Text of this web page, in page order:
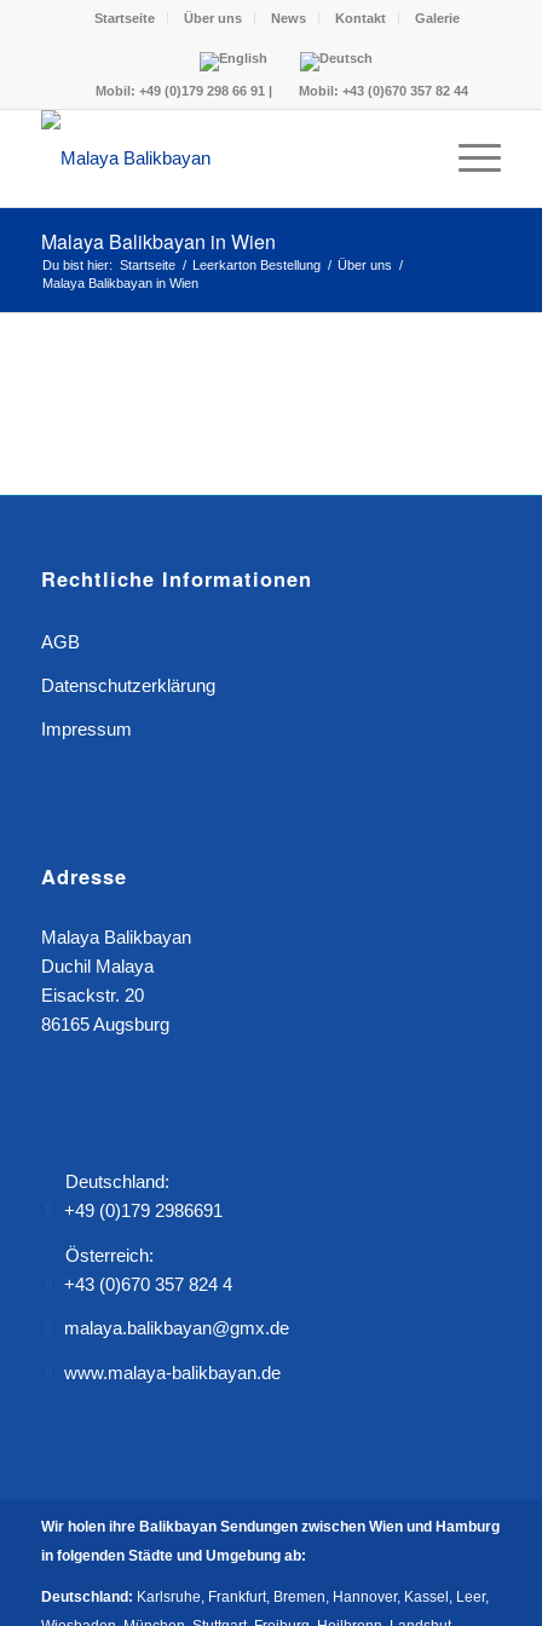
Startseite Über uns News Kontakt Galerie
Mobil:+49 (0)179 298 66 91 | Mobil:+43 (0)670 357 82 44
Malaya Balikbayan in Wien
Du bist hier: Startseite / Leerkarton Bestellung / Über uns /
Malaya Balikbayan in Wien
Rechtliche Informationen
AGB
Datenschutzerklärung
Impressum
Adresse
Malaya Balikbayan
Duchil Malaya
Eisackstr. 20
86165 Augsburg
Deutschland:
+49 (0)179 2986691
Österreich:
+43 (0)670 357 824 4
malaya.balikbayan@gmx.de
www.malaya-balikbayan.de
Wir holen ihre Balikbayan Sendungen zwischen Wien und Hamburg
in folgenden Städte und Umgebung ab:
Deutschland: Karlsruhe, Frankfurt, Bremen, Hannover, Kassel, Leer,